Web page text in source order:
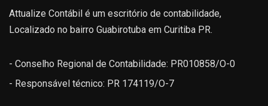
Attualize Contábil é um escritório de contabilidade,
Localizado no bairro Guabirotuba em Curitiba PR.
- Conselho Regional de Contabilidade: PR010858/O-0
- Responsável técnico: PR 174119/O-7